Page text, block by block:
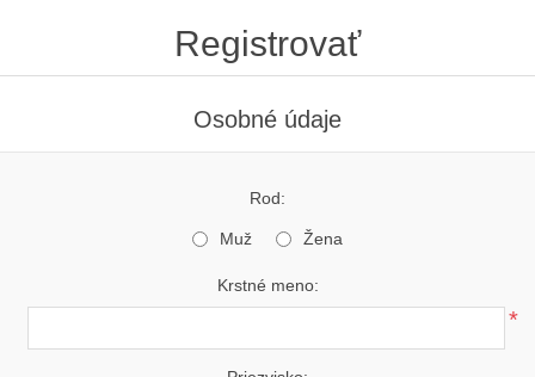
Registrovať
Osobné údaje
Rod:
Muž Žena
Krstné meno:
*